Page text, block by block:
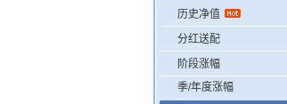
历史净值
分红送配
阶段涨幅
季/年度涨幅